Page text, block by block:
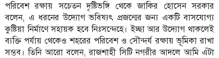
পরিবেশ রক্ষায় সচেতন দৃষ্টিভঙ্গি থেকে জাকির হোসেন সরকার
বলেন, এ ধরনের উদ্যোগ ভবিষ্যৎ প্রজন্মের জন্য একটি বাসযোগ্য
কুষ্টিয়া নির্মাণে সহায়ক হবে নিঃসন্দেহে। ইচ্ছা আর উদ্যোগ থাকলেই
ব্যক্তি পর্যায় থেকেও শহরের পরিবেশ ও সৌন্দর্য রক্ষায় ভূমিকা রাখা
সম্ভব। তিনি আরো বলেন, রাজশাহী সিটি নগরীর আদলে আমি এঁটা